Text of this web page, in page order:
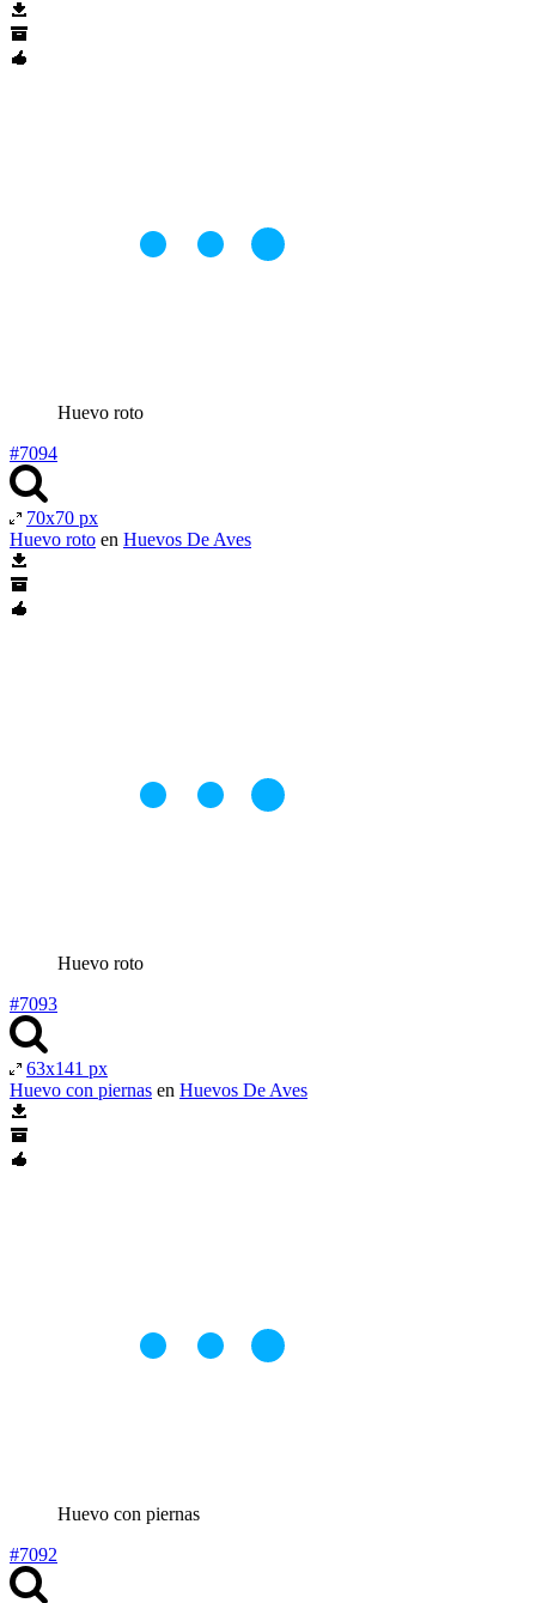
Huevo roto
#7094
70x70 px
Huevo roto en Huevos De Aves
Huevo roto
#7093
63x141 px
Huevo con piernas en Huevos De Aves
Huevo con piernas
#7092